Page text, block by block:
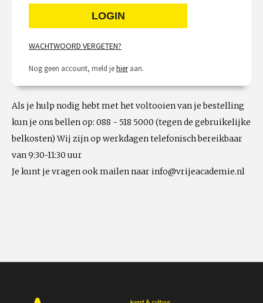
WACHTWOORD VERGETEN?
Nog geen account, meld jehieraan.
Als je hulp nodig hebt met het voltooien van je bestelling
kun je ons bellen op: 088 - 518 5000 (tegen de gebruikelijke
belkosten) Wij zijn op werkdagen telefonisch bereikbaar
van 9:30-11:30 uur
Je kunt je vragen ook mailen naar info@vrijeacademie.nl